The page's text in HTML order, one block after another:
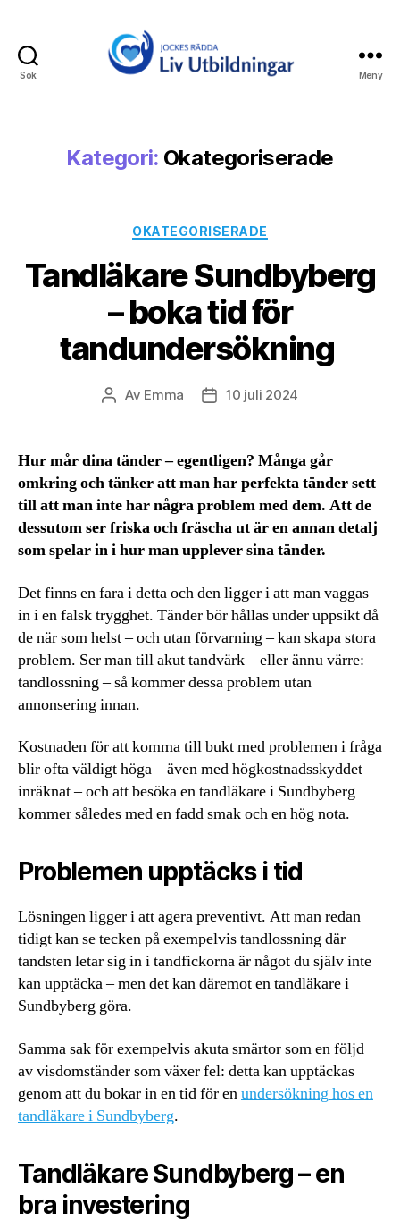
Sök
Utbildningar
Meny
Kategori: Okategoriserade
Kategorier
OKATEGORISERADE
Tandläkare Sundbyberg
– boka tid för
tandundersökning
Inläggsförfattare
Av Emma Inläggsdatum
10 juli 2024
Hur mår dina tänder – egentligen? Många går
omkring och tänker att man har perfekta tänder sett
till att man inte har några problem med dem. Att de
dessutom ser friska och fräscha ut är en annan detalj
som spelar in i hur man upplever sina tänder.
Det finns en fara i detta och den ligger i att man vaggas
in i en falsk trygghet. Tänder bör hållas under uppsikt då
de när som helst – och utan förvarning – kan skapa stora
problem. Ser man till akut tandvärk – eller ännu värre:
tandlossning – så kommer dessa problem utan
annonsering innan.
Kostnaden för att komma till bukt med problemen i fråga
blir ofta väldigt höga – även med högkostnadsskyddet
inräknat – och att besöka en tandläkare i Sundbyberg
kommer således med en fadd smak och en hög nota.
Problemen upptäcks i tid
Lösningen ligger i att agera preventivt. Att man redan
tidigt kan se tecken på exempelvis tandlossning där
tandsten letar sig in i tandfickorna är något du själv inte
kan upptäcka – men det kan däremot en tandläkare i
Sundbyberg göra.
Samma sak för exempelvis akuta smärtor som en följd
av visdomständer som växer fel: detta kan upptäckas
genom att du bokar in en tid för enundersökning hos en
tandläkare i Sundbyberg.
Tandläkare Sundbyberg – en
bra investering